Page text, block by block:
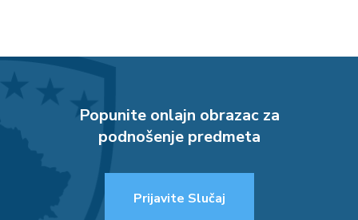
Popunite onlajn obrazac za
podnošenje predmeta
Prijavite Slučaj